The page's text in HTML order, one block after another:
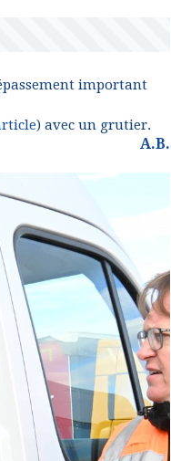
important
) avec un grutier.
A.B.